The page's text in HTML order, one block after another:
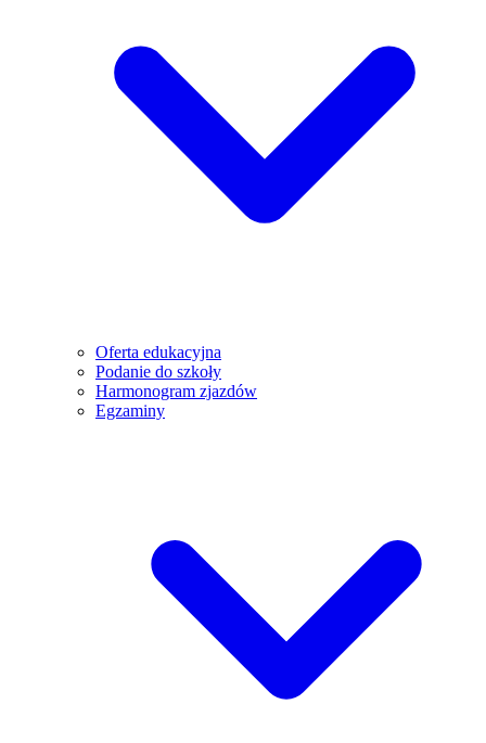
Oferta edukacyjna
Podanie do szkoły
Harmonogram zjazdów
Egzaminy